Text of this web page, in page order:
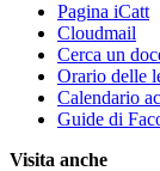
Pagina iCatt
Cloudmail
Cerca un
Orario delle
Calendario
Guide di
Visita anche